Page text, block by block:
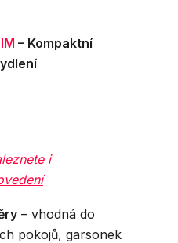
– Kompaktní
i
– vhodná do
pokojů, garsonek